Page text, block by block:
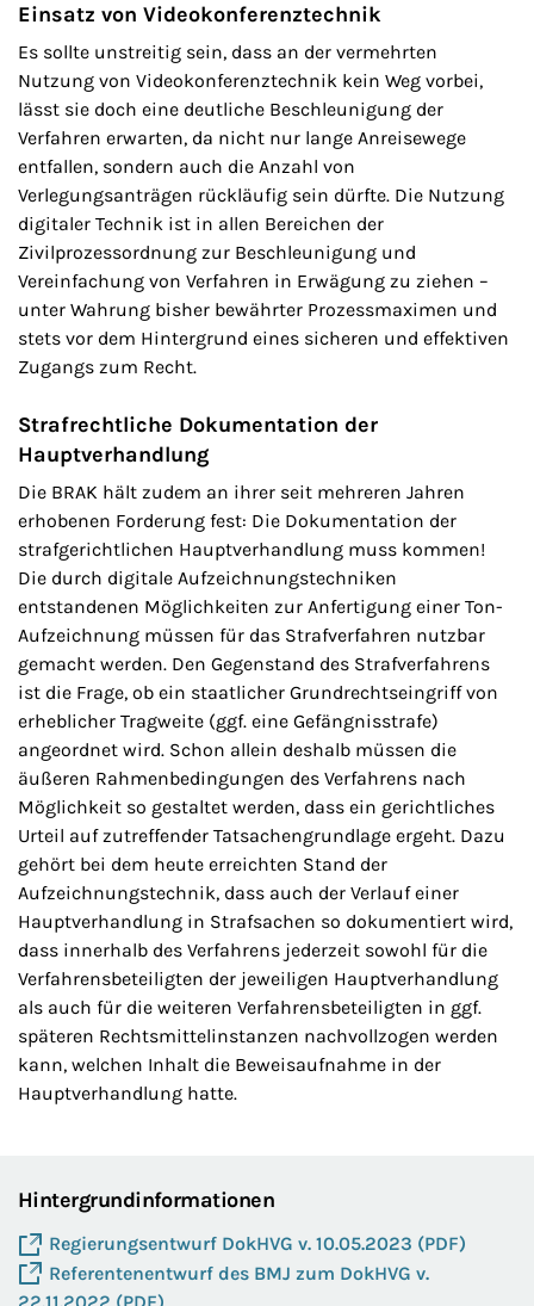
Einsatz von Videokonferenztechnik
Es sollte unstreitig sein, dass an der vermehrten
Nutzung von Videokonferenztechnik kein Weg vorbei,
lässt sie doch eine deutliche Beschleunigung der
Verfahren erwarten, da nicht nur lange Anreisewege
entfallen, sondern auch die Anzahl von
Verlegungsanträgen rückläufig sein dürfte. Die Nutzung
digitaler Technik ist in allen Bereichen der
Zivilprozessordnung zur Beschleunigung und
Vereinfachung von Verfahren in Erwägung zu ziehen –
unter Wahrung bisher bewährter Prozessmaximen und
stets vor dem Hintergrund eines sicheren und effektiven
Zugangs zum Recht.
Strafrechtliche Dokumentation der
Hauptverhandlung
Die BRAK hält zudem an ihrer seit mehreren Jahren
erhobenen Forderung fest: Die Dokumentation der
strafgerichtlichen Hauptverhandlung muss kommen!
Die durch digitale Aufzeichnungstechniken
entstandenen Möglichkeiten zur Anfertigung einer Ton-
Aufzeichnung müssen für das Strafverfahren nutzbar
gemacht werden. Den Gegenstand des Strafverfahrens
ist die Frage, ob ein staatlicher Grundrechtseingriff von
erheblicher Tragweite (ggf. eine Gefängnisstrafe)
angeordnet wird. Schon allein deshalb müssen die
äußeren Rahmenbedingungen des Verfahrens nach
Möglichkeit so gestaltet werden, dass ein gerichtliches
Urteil auf zutreffender Tatsachengrundlage ergeht. Dazu
gehört bei dem heute erreichten Stand der
Aufzeichnungstechnik, dass auch der Verlauf einer
Hauptverhandlung in Strafsachen so dokumentiert wird,
dass innerhalb des Verfahrens jederzeit sowohl für die
Verfahrensbeteiligten der jeweiligen Hauptverhandlung
als auch für die weiteren Verfahrensbeteiligten in ggf.
späteren Rechtsmittelinstanzen nachvollzogen werden
kann, welchen Inhalt die Beweisaufnahme in der
Hauptverhandlung hatte.
Hintergrundinformationen
Regierungsentwurf DokHVG v. 10.05.2023 (PDF)
Referentenentwurf des BMJ zum DokHVG v.